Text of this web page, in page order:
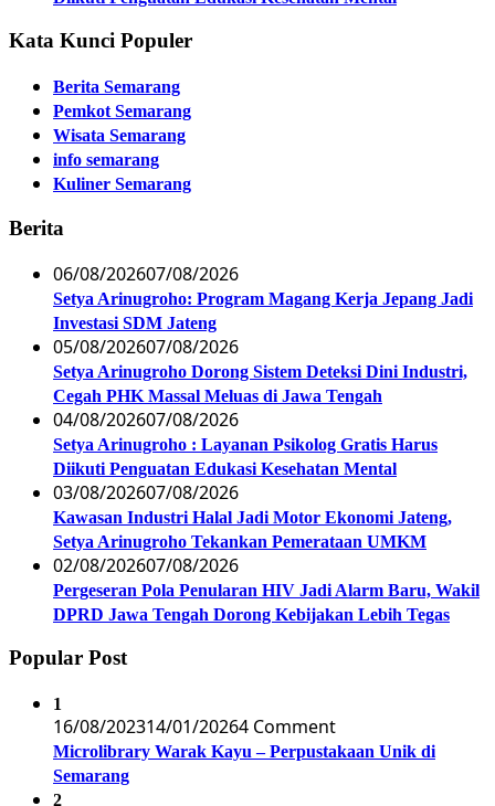
Kata Kunci Populer
Berita Semarang
Pemkot Semarang
Wisata Semarang
info semarang
Kuliner Semarang
Berita
06/08/202607/08/2026
Setya Arinugroho: Program Magang Kerja Jepang Jadi
Investasi SDM Jateng
05/08/202607/08/2026
Setya Arinugroho Dorong Sistem Deteksi Dini Industri,
Cegah PHK Massal Meluas di Jawa Tengah
04/08/202607/08/2026
Setya Arinugroho : Layanan Psikolog Gratis Harus
Diikuti Penguatan Edukasi Kesehatan Mental
03/08/202607/08/2026
Kawasan Industri Halal Jadi Motor Ekonomi Jateng,
Setya Arinugroho Tekankan Pemerataan UMKM
02/08/202607/08/2026
Pergeseran Pola Penularan HIV Jadi Alarm Baru, Wakil
DPRD Jawa Tengah Dorong Kebijakan Lebih Tegas
Popular Post
1
16/08/202314/01/20264 Comment
Microlibrary Warak Kayu – Perpustakaan Unik di
Semarang
2